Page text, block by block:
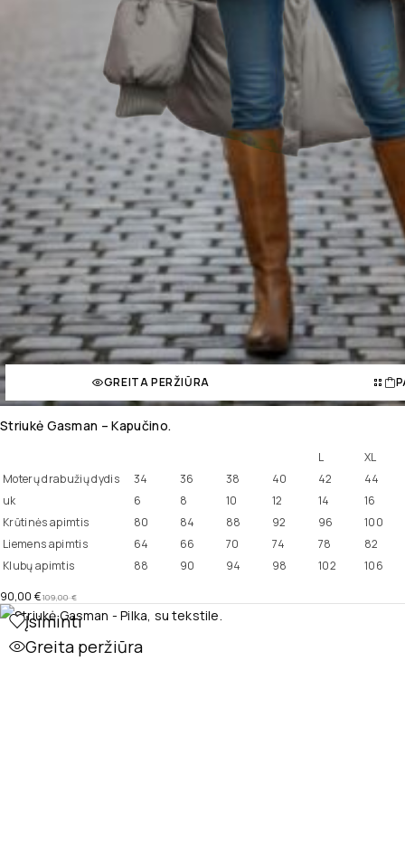
GREITA PERŽIŪRA
Striukė Gasman – Kapučino.
L
XL
Moterų drabužių dydis
34 36 38 40 42
44
uk
6 8 10 12 14
16
Krūtinės apimtis
80 84 88 92 96
100
Liemens apimtis
64 66 70 74 78
82
Klubų apimtis
88 90 94 98 102 106
109,00€
90,00 €
Įsiminti
Greita peržiūra